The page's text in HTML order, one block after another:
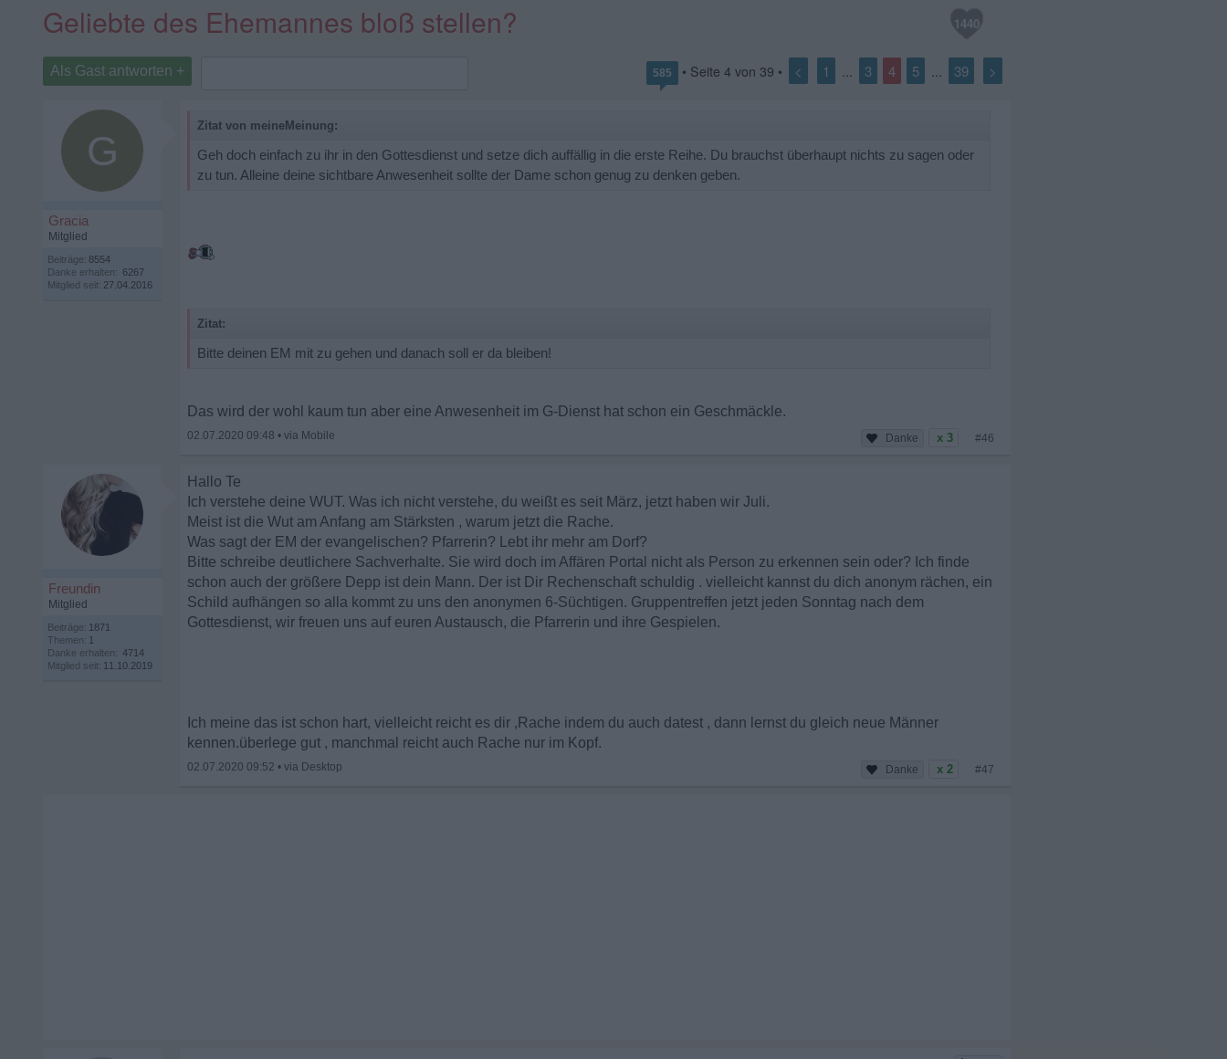
1440
Geliebte des Ehemannes bloß stellen?
Als Gast antworten + 585 • Seite 4 von 39 • < 1 ... 3 4 5 ... 39 >
G
Gracia
Mitglied
Beiträge: 8554
Danke erhalten: 6267
Mitglied seit: 27.04.2016
Zitat von meineMeinung:
Geh doch einfach zu ihr in den Gottesdienst und setze dich auffällig in die erste Reihe. Du brauchst überhaupt nichts zu sagen oder
zu tun. Alleine deine sichtbare Anwesenheit sollte der Dame schon genug zu denken geben.
Zitat:
Bitte deinen EM mit zu gehen und danach soll er da bleiben!
Das wird der wohl kaum tun aber eine Anwesenheit im G-Dienst hat schon ein Geschmäckle.
02.07.2020 09:48 • x 3 #46
Freundin
Mitglied
Beiträge: 1871
Themen: 1
Danke erhalten: 4714
Mitglied seit: 11.10.2019
Hallo Te
Ich verstehe deine WUT. Was ich nicht verstehe, du weißt es seit März, jetzt haben wir Juli.
Meist ist die Wut am Anfang am Stärksten , warum jetzt die Rache.
Was sagt der EM der evangelischen? Pfarrerin? Lebt ihr mehr am Dorf?
Bitte schreibe deutlichere Sachverhalte. Sie wird doch im Affären Portal nicht als Person zu erkennen sein oder? Ich finde
schon auch der größere Depp ist dein Mann. Der ist Dir Rechenschaft schuldig . vielleicht kannst du dich anonym rächen, ein
Schild aufhängen so alla kommt zu uns den anonymen 6-Süchtigen. Gruppentreffen jetzt jeden Sonntag nach dem
Gottesdienst, wir freuen uns auf euren Austausch, die Pfarrerin und ihre Gespielen.
Ich meine das ist schon hart, vielleicht reicht es dir ,Rache indem du auch datest , dann lernst du gleich neue Männer
kennen.überlege gut , manchmal reicht auch Rache nur im Kopf.
02.07.2020 09:52 • x 2 #47